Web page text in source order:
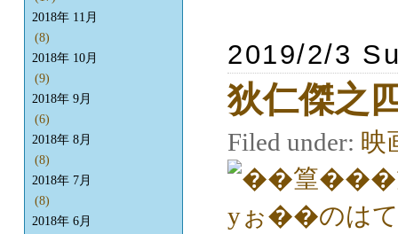
2019/2/3
狄仁傑之
Filed under: 映
2018年 11月
(8)
2018年 10月
(9)
2018年 9月
(6)
2018年 8月
(8)
2018年 7月
(8)
2018年 6月